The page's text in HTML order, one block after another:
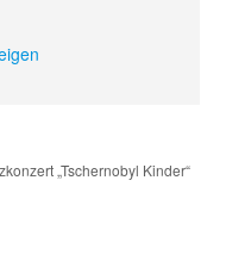
„Tschernobyl Kinder“